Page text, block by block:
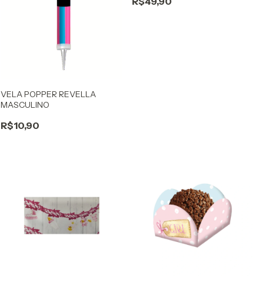
VELA POPPER REVELLA
MASCULINO
R$10,90